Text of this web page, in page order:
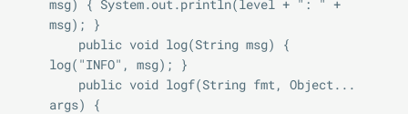
msg) { System.out.println(level + ": " +
msg); }
log("INFO", msg); }
args) {